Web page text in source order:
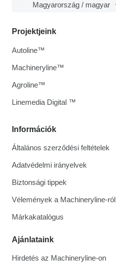
Magyarország / magyar
Információk
Általános szerződési feltételek
Adatvédelmi irányelvek
Biztonsági tippek
Vélemények a Machineryline-ról
Márkakatalógus
Ajánlataink
Hirdetés az Machineryline-on
Projektjeink
Autoline™
Machineryline™
Agroline™
Linemedia Digital ™